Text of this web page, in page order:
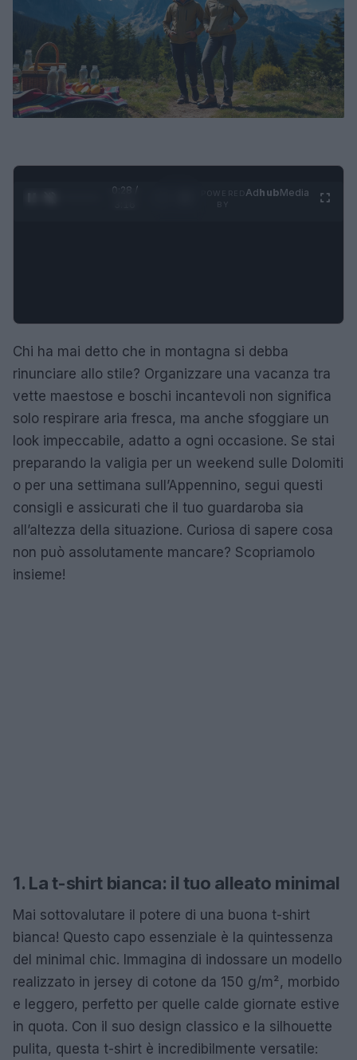
0:29 /
AdhubMedia
Chi ha mai detto che in montagna si debba
rinunciare allo stile? Organizzare una vacanza tra
vette maestose e boschi incantevoli non significa
solo respirare aria fresca, ma anche sfoggiare un
look impeccabile, adatto a ogni occasione. Se stai
preparando la valigia per un weekend sulle Dolomiti
o per una settimana sull’Appennino, segui questi
consigli e assicurati che il tuo guardaroba sia
all’altezza della situazione. Curiosa di sapere cosa
non può assolutamente mancare? Scopriamolo
insieme!
1. La t-shirt bianca: il tuo alleato minimal
Mai sottovalutare il potere di una buona t-shirt
bianca! Questo capo essenziale è la quintessenza
del minimal chic. Immagina di indossare un modello
realizzato in jersey di cotone da 150 g/m², morbido
e leggero, perfetto per quelle calde giornate estive
in quota. Con il suo design classico e la silhouette
pulita, questa t-shirt è incredibilmente versatile: